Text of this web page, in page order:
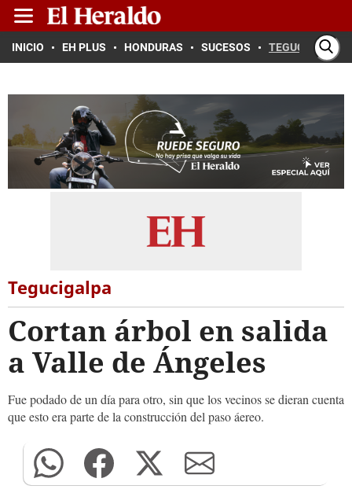
INICIO EH PLUS HONDURAS SUCESOS TEGUCIGALPA
Tegucigalpa
Cortan árbol en salida
a Valle de Ángeles
Fue podado de un día para otro, sin que los vecinos se dieran cuenta
que esto era parte de la construcción del paso áereo.